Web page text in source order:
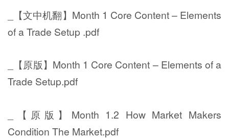
_【文中机翻】Month 1 Core Content – Elements
of a Trade Setup .pdf
_【原版】Month 1 Core Content – Elements of a
Trade Setup.pdf
_【原版】Month 1.2 How Market Makers
Condition The Market.pdf